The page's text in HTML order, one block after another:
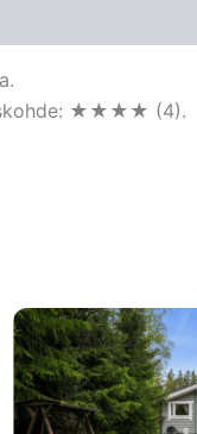
★★★★ (4).